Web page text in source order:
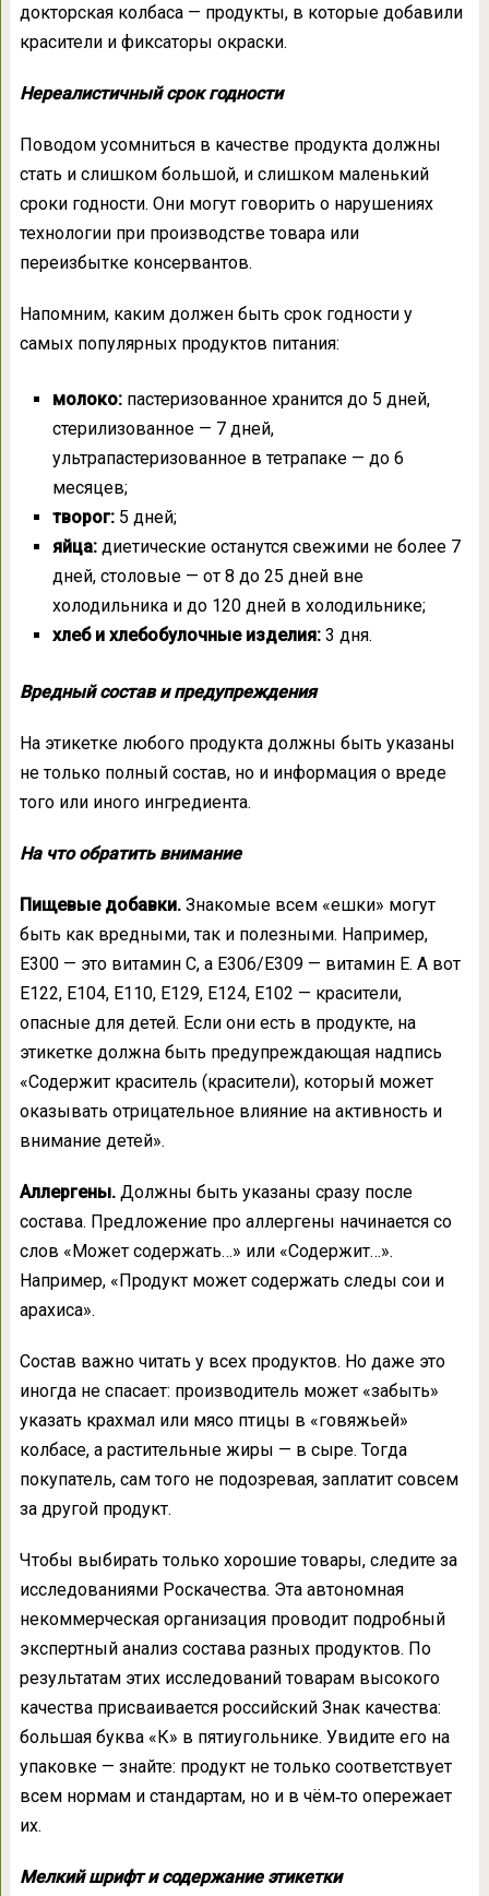
докторская колбаса — продукты, в которые добавили
красители и фиксаторы окраски.
Нереалистичный срок годности
Поводом усомниться в качестве продукта должны
стать и слишком большой, и слишком маленький
сроки годности. Они могут говорить о нарушениях
технологии при производстве товара или
переизбытке консервантов.
Напомним, каким должен быть срок годности у
самых популярных продуктов питания:
молоко:пастеризованное хранится до 5 дней,
стерилизованное — 7 дней,
ультрапастеризованное в тетрапаке — до 6
месяцев;
творог: 5 дней;
яйца: диетические останутся свежими не более 7
дней, столовые — от 8 до 25 дней вне
холодильника и до 120 дней в холодильнике;
хлеб и хлебобулочные изделия: 3 дня.
Вредный состав и предупреждения
На этикетке любого продукта должны быть указаны
не только полный состав, но и информация о вреде
того или иного ингредиента.
На что обратить внимание
Пищевые добавки.Знакомые всем «ешки» могут
быть как вредными, так и полезными. Например,
Е300 — это витамин С, а Е306/Е309 — витамин Е. А вот
Е122, Е104, Е110, Е129, Е124, Е102 — красители,
опасные для детей. Если они есть в продукте, на
этикетке должна быть предупреждающая надпись
«Содержит краситель (красители), который может
оказывать отрицательное влияние на активность и
внимание детей».
Аллергены.Должны быть указаны сразу после
состава. Предложение про аллергены начинается со
слов «Может содержать…» или «Содержит…».
Например, «Продукт может содержать следы сои и
арахиса».
Состав важно читать у всех продуктов. Но даже это
иногда не спасает: производитель может «забыть»
указать крахмал или мясо птицы в «говяжьей»
колбасе, а растительные жиры — в сыре. Тогда
покупатель, сам того не подозревая, заплатит совсем
за другой продукт.
Чтобы выбирать только хорошие товары, следите за
исследованиями Роскачества. Эта автономная
некоммерческая организация проводит подробный
экспертный анализ состава разных продуктов. По
результатам этих исследований товарам высокого
качества присваивается российский Знак качества:
большая буква «К» в пятиугольнике. Увидите его на
упаковке — знайте: продукт не только соответствует
всем нормам и стандартам, но и в чём‑то опережает
их.
Мелкий шрифт и содержание этикетки